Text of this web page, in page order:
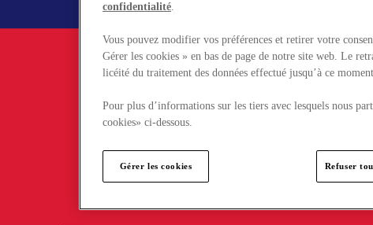
confidentialité.
Vous pouvez modifier vos préférences et retirer votre
Gérer les cookies » en bas de page de notre site web. Le
licéité du traitement des données effectué jusqu’à ce
Pour plus d’informations sur les tiers avec lesquels nous
cookies» ci-dessous.
Gérer les cookies Refuser